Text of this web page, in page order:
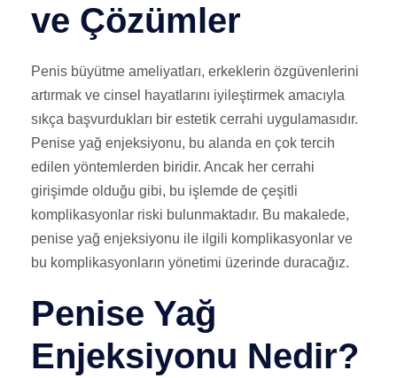
ve Çözümler
Penis büyütme ameliyatları, erkeklerin özgüvenlerini
artırmak ve cinsel hayatlarını iyileştirmek amacıyla
sıkça başvurdukları bir estetik cerrahi uygulamasıdır.
Penise yağ enjeksiyonu, bu alanda en çok tercih
edilen yöntemlerden biridir. Ancak her cerrahi
girişimde olduğu gibi, bu işlemde de çeşitli
komplikasyonlar riski bulunmaktadır. Bu makalede,
penise yağ enjeksiyonu ile ilgili komplikasyonlar ve
bu komplikasyonların yönetimi üzerinde duracağız.
Penise Yağ
Enjeksiyonu Nedir?